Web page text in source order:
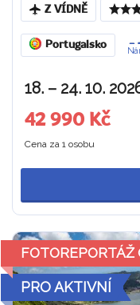
Z VÍDNĚ
Portugalsko
18. – 24. 10.
42 990 Kč
Cena za 1 osobu
PRO AKTIVNÍ